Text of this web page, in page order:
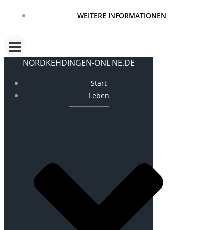
WEITERE INFORMATIONEN
NORDKEHDINGEN-ONLINE.DE
Start
Leben